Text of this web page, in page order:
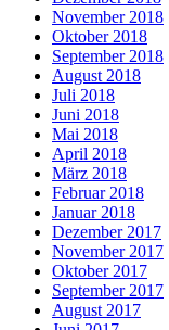
November 2018
Oktober 2018
September 2018
August 2018
Juli 2018
Juni 2018
Mai 2018
April 2018
März 2018
Februar 2018
Januar 2018
Dezember 2017
November 2017
Oktober 2017
September 2017
August 2017